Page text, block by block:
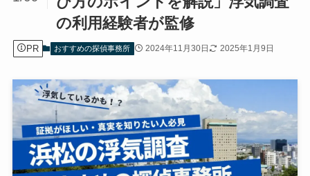
の利用経験者が監修
PR おすすめの探偵事務所 2024年11月30日 2025年1月9日